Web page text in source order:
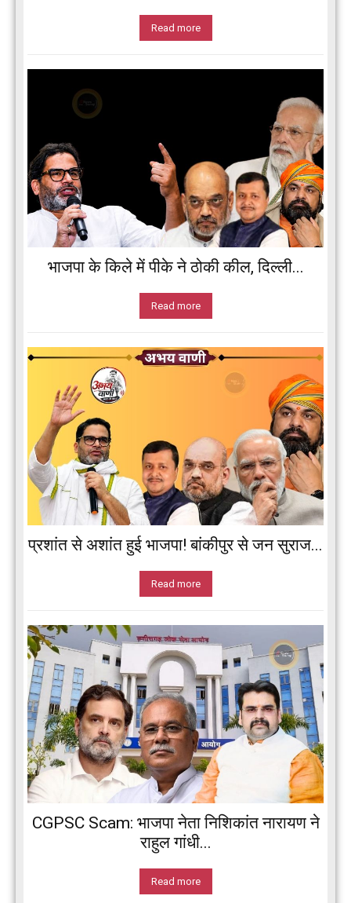
Read more
भाजपा के किले में पीके ने ठोकी कील, दिल्ली...
Read more
प्रशांत से अशांत हुई भाजपा! बांकीपुर से जन सुराज...
Read more
CGPSC Scam: भाजपा नेता निशिकांत नारायण ने
राहुल गांधी...
Read more